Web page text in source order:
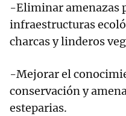
-Eliminar amenazas
infraestructuras
charcas y linderos
-Mejorar el
conservación y
esteparias.